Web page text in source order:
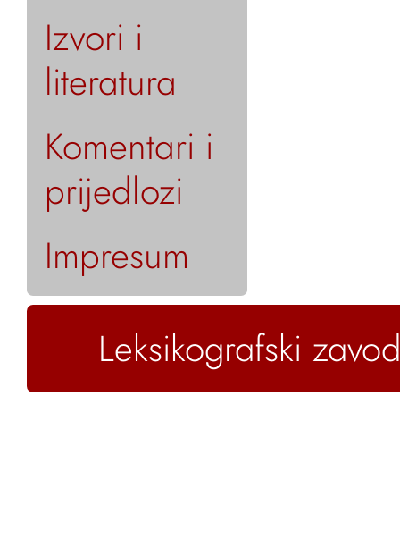
Izvori i
literatura
Komentari i
prijedlozi
Impresum
Leksikografski